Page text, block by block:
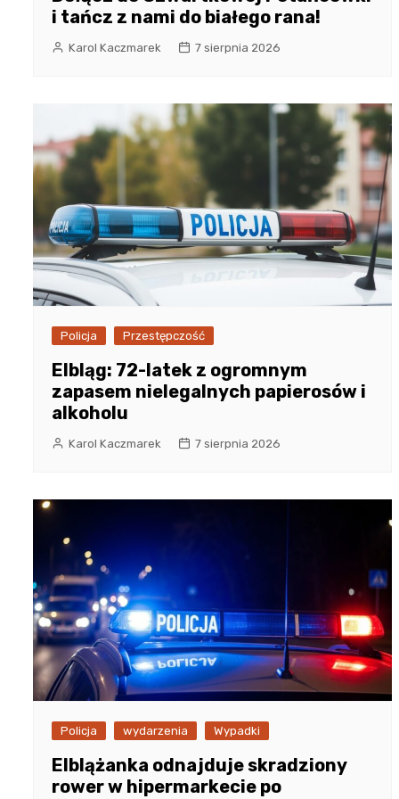
i tańcz z nami do białego rana!
Karol Kaczmarek 7 sierpnia 2026
Policja Przestępczość
Elbląg: 72-latek z ogromnym
zapasem nielegalnych papierosów i
alkoholu
Karol Kaczmarek 7 sierpnia 2026
Policja wydarzenia Wypadki
Elblążanka odnajduje skradziony
rower w hipermarkecie po